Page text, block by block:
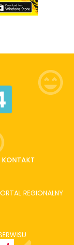
KONTAKT
REGIONALNY